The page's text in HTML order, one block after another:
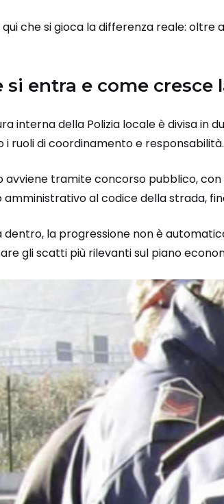
che si gioca la differenza reale:
si entra e come cresce
interna della Polizia locale è divisa in
i ruoli di coordinamento e responsabilità.
avviene tramite concorso pubblico,
al codice della strada,
dentro, la progressione non è
gli scatti più rilevanti sul piano